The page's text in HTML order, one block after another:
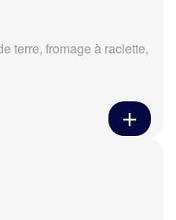
terre, fromage à raclette,